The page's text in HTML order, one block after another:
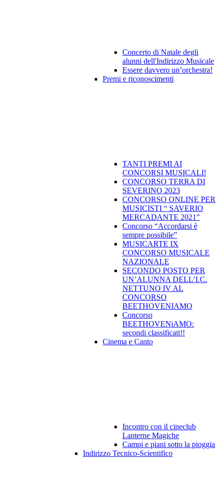
Concerto di Natale degli
alunni dell'Indirizzo Musicale
Essere davvero un’orchestra!
Premi e riconoscimenti
TANTI PREMI AI
CONCORSI MUSICALI!
CONCORSO TERRA DI
SEVERINO 2023
CONCORSO ONLINE PER
MUSICISTI “ SAVERIO
MERCADANTE 2021”
Concorso “Accordarsi è
sempre possibile”
MUSICARTE IX
CONCORSO MUSICALE
NAZIONALE
SECONDO POSTO PER
UN’ALUNNA DELL’I.C.
NETTUNO IV AL
CONCORSO
BEETHOVENIAMO
Concorso
BEETHOVENiAMO:
secondi classificati!!
Cinema e Canto
Incontro con il cineclub
Lanterne Magiche
Campi e piani sotto la pioggia
Indirizzo Tecnico-Scientifico